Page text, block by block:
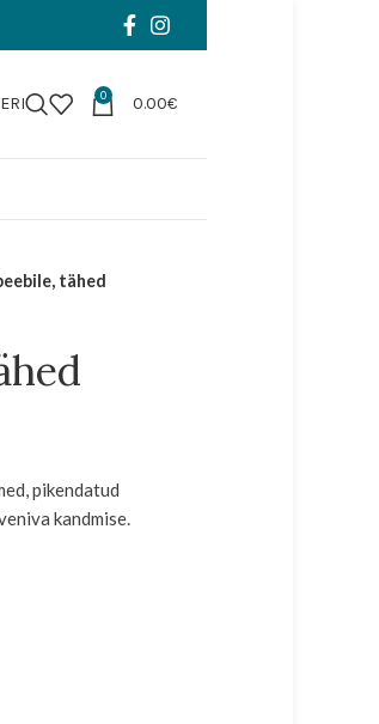
0 0.00€
tähed
pikendatud
kandmise.